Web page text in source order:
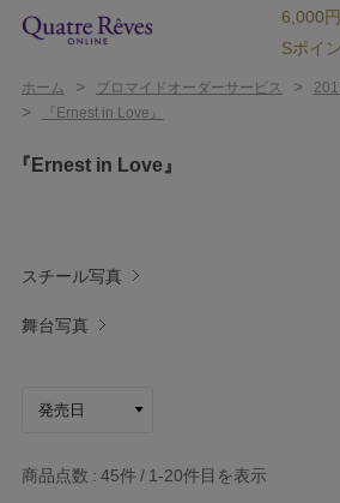
6,000
Sポイ
ホーム > ブロマイドオーダーサービス >
> 『Ernest in Love』
『Ernest in Love』
スチール写真
舞台写真
商品点数 45件 1-20件目を表示